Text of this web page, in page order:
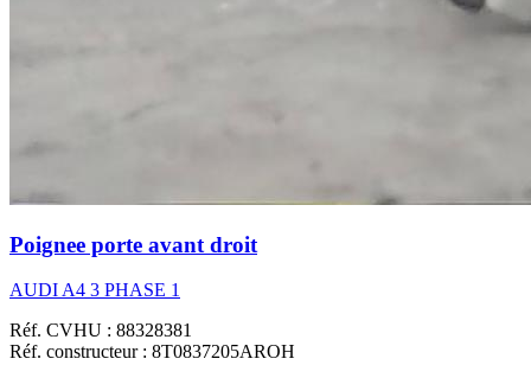
Poignee porte avant droit
AUDI A4 3 PHASE 1
Réf. CVHU : 88328381
Réf. constructeur : 8T0837205AROH